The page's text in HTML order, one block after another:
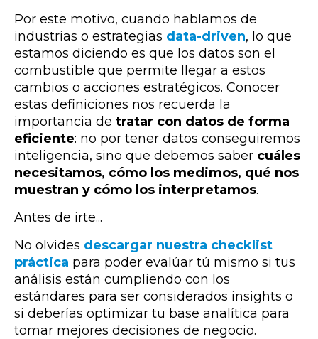
Por este motivo, cuando hablamos de
industrias o estrategias data-driven, lo que
estamos diciendo es que los datos son el
combustible que permite llegar a estos
cambios o acciones estratégicos. Conocer
estas definiciones nos recuerda la
importancia de tratar con datos de forma
eficiente: no por tener datos conseguiremos
inteligencia, sino que debemos saber cuáles
necesitamos, cómo los medimos, qué nos
muestran y cómo los interpretamos.
Antes de irte...
No olvides descargar nuestra checklist
práctica para poder evalúar tú mismo si tus
análisis están cumpliendo con los
estándares para ser considerados insights o
si deberías optimizar tu base analítica para
tomar mejores decisiones de negocio.